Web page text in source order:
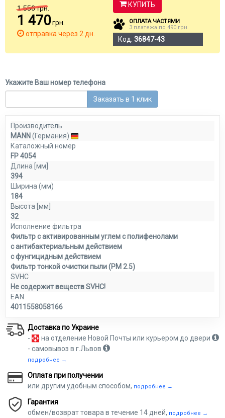
1 556 грн.
1 470грн.
отправка через 2 дн.
КУПИТЬ
ОПЛАТА ЧАСТЯМИ
3 платежа по 490 грн.
Код: 36847-43
Укажите Ваш номер телефона
Заказать в 1 клик
Производитель
MANN(Германия)
Каталожный номер
FP 4054
Длина [мм]
394
Ширина (мм)
184
Высота [мм]
32
Исполнение фильтра
Фильтр с активированным углем с полифенолами
с антибактериальным действием
с фунгицидным действием
Фильтр тонкой очистки пыли (PM 2.5)
SVHC
Не содержит веществ SVHC!
EAN
4011558058166
Доставка по Украине
-
на отделение Новой Почты или курьером до двери
- самовывоз в г.Львов
подробнее →
Оплата при получении
или другим удобным способом, подробнее →
Гарантия
обмен/возврат товара в течение 14 дней, подробнее →